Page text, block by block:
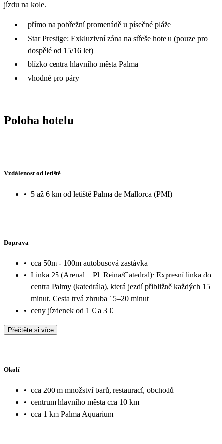
jízdu na kole.
přímo na pobřežní promenádě u písečné pláže
Star Prestige: Exkluzivní zóna na střeše hotelu (pouze pro
dospělé od 15/16 let)
blízko centra hlavního města Palma
vhodné pro páry
Poloha hotelu
Vzdálenost od letiště
• 5 až 6 km od letiště Palma de Mallorca (PMI)
Doprava
• cca 50m - 100m autobusová zastávka
• Linka 25 (Arenal – Pl. Reina/Catedral): Expresní linka do
centra Palmy (katedrála), která jezdí přibližně každých 15
minut. Cesta trvá zhruba 15–20 minut
• ceny jízdenek od 1 € a 3 €
Přečtěte si více
Okolí
• cca 200 m množství barů, restaurací, obchodů
• centrum hlavního města cca 10 km
• cca 1 km Palma Aquarium